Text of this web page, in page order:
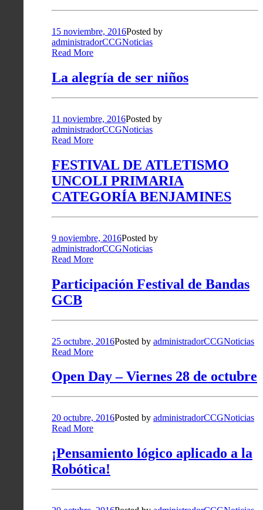
15 noviembre, 2016Posted by
administradorCCGNoticias
Read More
La alegría de ser niños
11 noviembre, 2016Posted by
administradorCCGNoticias
Read More
FESTIVAL DE ATLETISMO
UNCOLI PRIMARIA
CATEGORÍA BENJAMINES
9 noviembre, 2016Posted by
administradorCCGNoticias
Read More
Participación Festival de Bandas
GCB
25 octubre, 2016Posted by administradorCCGNoticias
Read More
Open Day – Viernes 28 de octubre
20 octubre, 2016Posted by administradorCCGNoticias
Read More
¡Pensamiento lógico aplicado a la
Robótica!